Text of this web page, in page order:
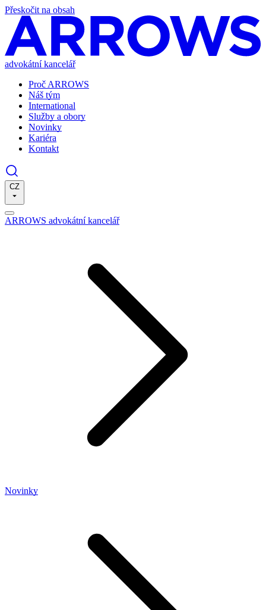
Přeskočit na obsah
advokátní kancelář
Proč ARROWS
Náš tým
International
Služby a obory
Novinky
Kariéra
Kontakt
CZ
ARROWS advokátní kancelář
Novinky